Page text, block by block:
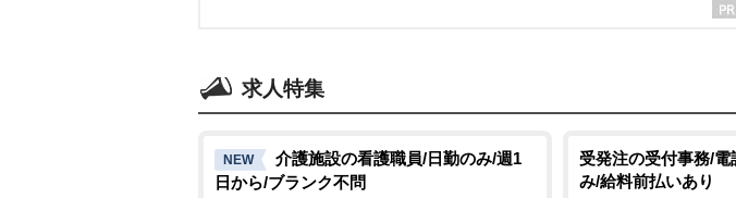
求人特集
NEW
介護施設の看護職員/日勤のみ/週1
日から/ブランク不問
受発注の受付事務/
み/給料前払いあり